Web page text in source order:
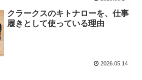
クラークスのキトナローを、仕事
履きとして使っている理由
2026.05.14